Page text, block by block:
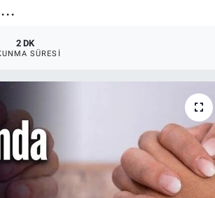
2 DK
SÜRESI